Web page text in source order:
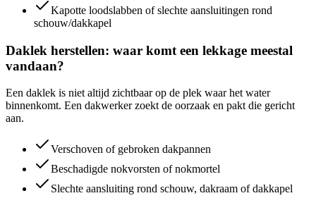
Kapotte loodslabben of slechte aansluitingen rond
schouw/dakkapel
Daklek herstellen: waar komt een lekkage meestal
vandaan?
Een daklek is niet altijd zichtbaar op de plek waar het water
binnenkomt. Een dakwerker zoekt de oorzaak en pakt die gericht
aan.
Verschoven of gebroken dakpannen
Beschadigde nokvorsten of nokmortel
Slechte aansluiting rond schouw, dakraam of dakkapel